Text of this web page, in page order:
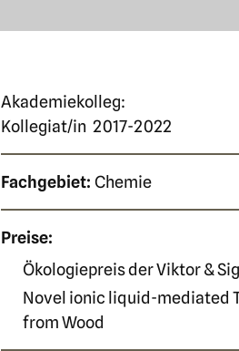
Akademiekolleg:
Kollegiat/in 2017-2022
Fachgebiet: Chemie
Preise:
Ökologiepreis der Viktor &
Novel ionic liquid-mediated
from Wood